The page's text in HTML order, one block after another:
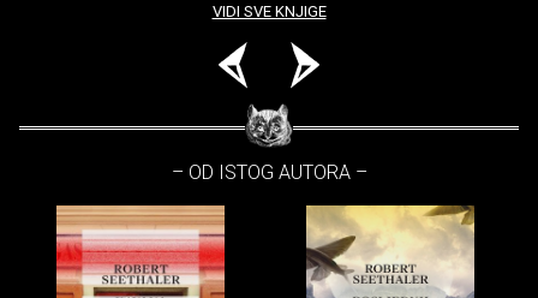
VIDI SVE KNJIGE
– OD ISTOG AUTORA –